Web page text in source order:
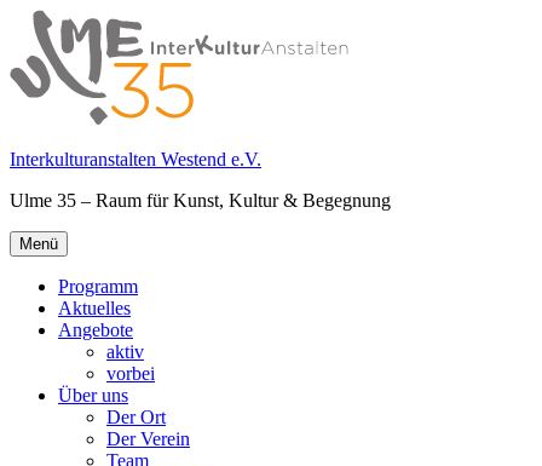
Springe
zum
Inhalt
Interkulturanstalten Westend e.V.
Ulme 35 – Raum für Kunst, Kultur & Begegnung
Primäres
Menü
Menü
Programm
Aktuelles
Angebote
aktiv
vorbei
Über uns
Der Ort
Der Verein
Team